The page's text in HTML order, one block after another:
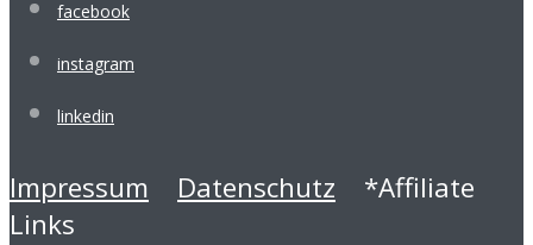
facebook
instagram
linkedin
Impressum Datenschutz *Affiliate
Links